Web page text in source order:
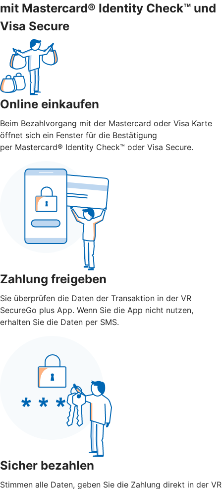
mit Mastercard® Identity Check™ und
Visa Secure
Online einkaufen
Beim Bezahlvorgang mit der Mastercard oder Visa Karte
öffnet sich ein Fenster für die Bestätigung
per Mastercard® Identity Check™ oder Visa Secure.
Zahlung freigeben
Sie überprüfen die Daten der Transaktion in der VR
SecureGo plus App. Wenn Sie die App nicht nutzen,
erhalten Sie die Daten per SMS.
Sicher bezahlen
Stimmen alle Daten, geben Sie die Zahlung direkt in der VR